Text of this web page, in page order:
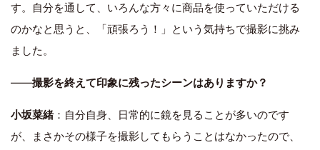
す。自分を通して、いろんな方々に商品を使っていただける
のかなと思うと、「頑張ろう！」という気持ちで撮影に挑み
ました。
――撮影を終えて印象に残ったシーンはありますか？
小坂菜緒：自分自身、日常的に鏡を見ることが多いのです
が、まさかその様子を撮影してもらうことはなかったので、